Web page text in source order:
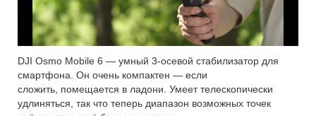
DJI Osmo Mobile 6 — умный 3-осевой стабилизатор для
смартфона. Он очень компактен — если
сложить, помещается в ладони. Умеет телескопически
удлиняться, так что теперь диапазон возможных точек